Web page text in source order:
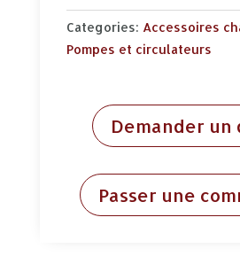
Categories: Accessoires
Pompes et circulateurs
Demander un
Passer une